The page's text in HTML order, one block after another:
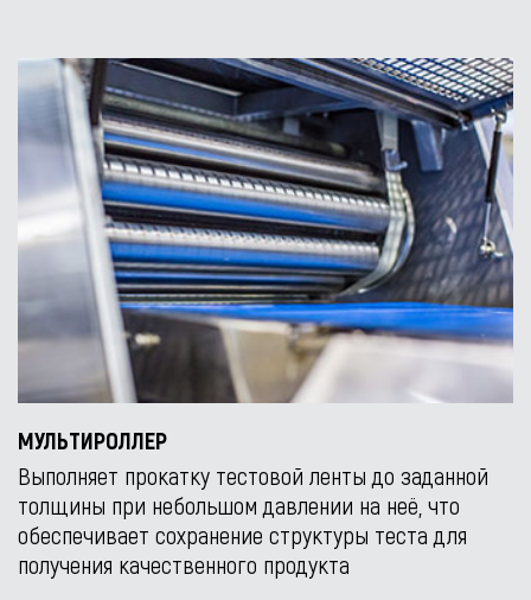
МУЛЬТИРОЛЛЕР
Выполняет прокатку тестовой ленты до заданной
толщины при небольшом давлении на неё, что
обеспечивает сохранение структуры теста для
получения качественного продукта